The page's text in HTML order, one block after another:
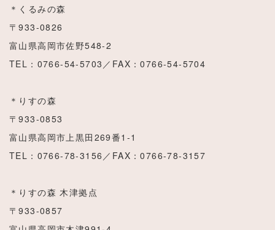
＊くるみの森
〒933-0826
富山県高岡市佐野548-2
TEL：0766-54-5703／FAX：0766-54-5704
＊りすの森
〒933-0853
富山県高岡市上黒田269番1‐1
TEL：0766-78-3156／FAX：0766-78-3157
＊りすの森 木津拠点
〒933-0857